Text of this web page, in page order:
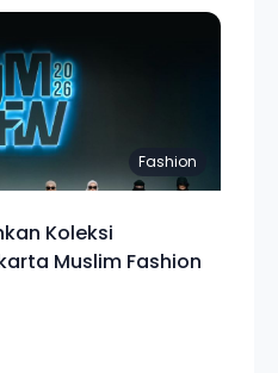
Fashion
Koleksi
Muslim Fashion